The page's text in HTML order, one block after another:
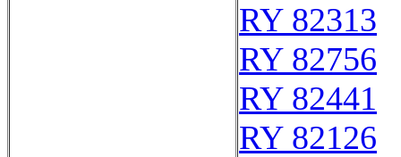
RY 82313
RY 82756
RY 82441
RY 82126